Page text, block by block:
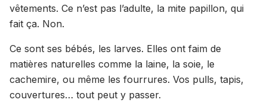
vêtements. Ce n’est pas l’adulte, la mite papillon, qui
fait ça. Non.
Ce sont ses bébés, les larves. Elles ont faim de
matières naturelles comme la laine, la soie, le
cachemire, ou même les fourrures. Vos pulls, tapis,
couvertures… tout peut y passer.